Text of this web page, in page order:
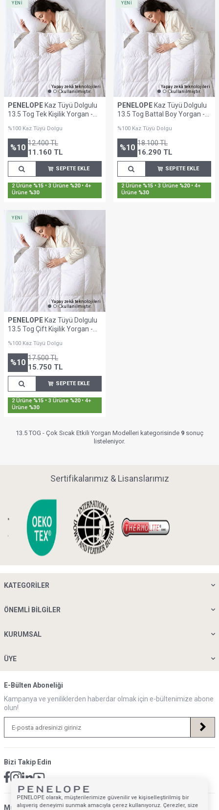
Yapay zekâ teknolojileri
kullanılmıştır.
YENİ
PENELOPE Kaz Tüyü Dolgulu
13.5 Tog Tek Kişilik Yorgan -
%100 Kaz Tüyü Dolgu
%10 12.400TL
11.160 TL
SEPETE EKLE
2 Ürüne %15 • 3 Ürüne %20• 4+
Ürüne %30
Yapay zekâ teknolojileri
kullanılmıştır.
YENİ
PENELOPE Kaz Tüyü Dolgulu
13.5 Tog Battal Boy Yorgan -
%100 Kaz Tüyü Dolgu
%10 18.100TL
16.290 TL
SEPETE EKLE
2 Ürüne %15 • 3 Ürüne %20• 4+
Ürüne %30
Yapay zekâ teknolojileri
kullanılmıştır.
YENİ
PENELOPE Kaz Tüyü Dolgulu
13.5 Tog Çift Kişilik Yorgan -
%100 Kaz Tüyü Dolgu
%10 17.500TL
15.750 TL
SEPETE EKLE
2 Ürüne %15 • 3 Ürüne %20• 4+
Ürüne %30
13.5 TOG - Çok Sıcak Etkili Yorgan Modelleri kategorisinde 9 sonuç
listeleniyor.
Sertifikalarımız & Lisanslarımız
KATEGORILER
ÖNEMLI BILGILER
KURUMSAL
ÜYE
E-Bülten Aboneliği
Kampanya ve yeniliklerden haberdar olmak için e-bültenimize abone
olun!
Bizi Takip Edin
Müsteri Hizmetleri İletişim Adresi
PENELOPE olarak, müşterilerimize güvenilir ve kişiselleştirilmiş bir
alışveriş deneyimi sunmak amacıyla çerez kullanıyoruz. Çerezler, size